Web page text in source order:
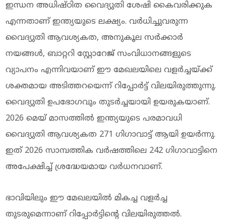
ഇന്ധന അധിഷ്ഠിത വൈദ്യുതി ശേഷി കൈവരിക്കുക
എന്നതാണ് ഇന്ത്യയുടെ ലക്ഷ്യം. വര്‍ധിച്ചുവരുന്ന
വൈദ്യുതി ആവശ്യകത, അനുകൂല സര്‍ക്കാര്‍
നയങ്ങള്‍, ബാറ്ററി സ്റ്റോറേജ് സംവിധാനങ്ങളുടെ
വ്യാപനം എന്നിവയാണ് ഈ മേഖലയിലെ വളര്‍ച്ചയ്ക്ക്
ശക്തമായ അടിത്തറയെന്ന് റിപ്പോര്‍ട്ട് വിലയിരുത്തുന്നു.
വൈദ്യുതി ഉപഭോഗവും തുടര്‍ച്ചയായി ഉയരുകയാണ്.
2026 മെയ് മാസത്തില്‍ ഇന്ത്യയുടെ പരമാവധി
വൈദ്യുതി ആവശ്യകത 271 ഗിഗാവാട്ട് ആയി ഉയര്‍ന്നു.
ഇത് 2026 സാമ്പത്തിക വര്‍ഷത്തിലെ 242 ഗിഗാവാട്ടിനെ
അപേക്ഷിച്ച് ശ്രദ്ധേയമായ വര്‍ധനവാണ്.
ഭാവിയിലും ഈ മേഖലയില്‍ മികച്ച വളര്‍ച്ച
തുടരുമെന്നാണ് റിപ്പോര്‍ട്ടിന്റെ വിലയിരുത്തല്‍.